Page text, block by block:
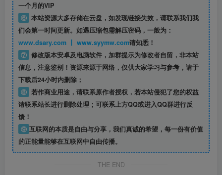
一个月的VIP
⑥ 本站资源大多存储在云盘，如发现链接失效，请联系我们我
们会第一时间更新。如遇压缩包需解压密码，一般为：
www.dsary.com 丨 www.syymw.com请知悉！
⑦ 修改版本安卓及电脑软件，加群提示为修改者自留， 非本站
信息，注意鉴别！资源来源于网络，仅供大家学习与参考，请于
下载后24小时内删除；
⑧ 若作商业用途，请联系原作者授权，若本站侵犯了您的权益
请联系站长进行删除处理；可联系上方QQ或进入QQ群进行反
馈！
⑨ 互联网的本质是自由与分享，我们真诚的希望，每一份有价值
的正能量能够在互联网中自由传播。
THE END